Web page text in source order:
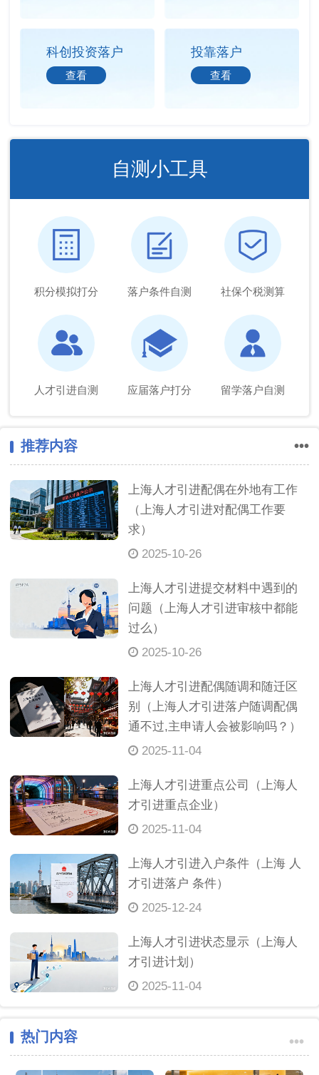
科创投资落户
查看
投靠落户
查看
自测小工具
积分模拟打分 落户条件自测 社保个税测算
人才引进自测 应届落户打分 留学落户自测
推荐内容 •••
上海人才引进配偶在外地有工作
（上海人才引进对配偶工作要
求）
2025-10-26
上海人才引进提交材料中遇到的
问题（上海人才引进审核中都能
过么）
2025-10-26
上海人才引进配偶随调和随迁区
别（上海人才引进落户随调配偶
通不过,主申请人会被影响吗？）
2025-11-04
上海人才引进重点公司（上海人
才引进重点企业）
2025-11-04
上海人才引进入户条件（上海 人
才引进落户 条件）
2025-12-24
上海人才引进状态显示（上海人
才引进计划）
2025-11-04
热门内容 •••